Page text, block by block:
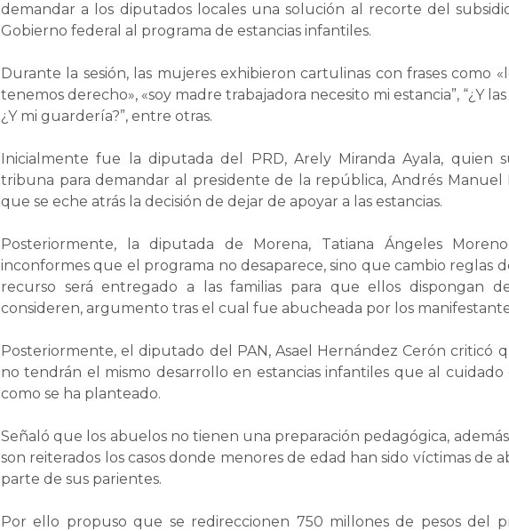
demandar a los diputados locales una solución al recorte del
Gobierno federal al programa de estancias infantiles.
Durante la sesión, las mujeres exhibieron cartulinas con frases como
tenemos derecho», «soy madre trabajadora necesito mi estancia”, “¿Y
¿Y mi guardería?”, entre otras.
Inicialmente fue la diputada del PRD, Arely Miranda Ayala, quien
tribuna para demandar al presidente de la república, Andrés Manuel
que se eche atrás la decisión de dejar de apoyar a las estancias.
Posteriormente, la diputada de Morena, Tatiana Ángeles
inconformes que el programa no desaparece, sino que cambio reglas
recurso será entregado a las familias para que ellos dispongan
consideren, argumento tras el cual fue abucheada por los
Posteriormente, el diputado del PAN, Asael Hernández Cerón criticó
no tendrán el mismo desarrollo en estancias infantiles que al cuidado
como se ha planteado.
Señaló que los abuelos no tienen una preparación pedagógica,
son reiterados los casos donde menores de edad han sido víctimas de
parte de sus parientes.
Por ello propuso que se redireccionen 750 millones de pesos del